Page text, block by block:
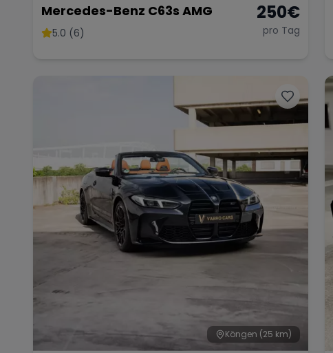
Mercedes-Benz C63s AMG
5.0 (6)
250€
pro Tag
Köngen (25 km)